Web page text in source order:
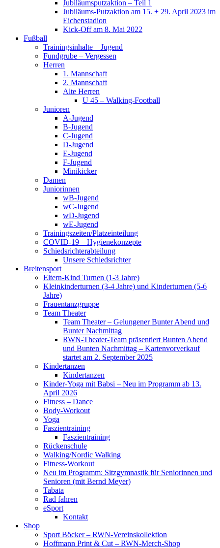
Jubiläumsputzaktion – Teil 1
Jubiläums-Putzaktion am 15. + 29. April 2023 im
Eichenstadion
Kick-Off am 8. Mai 2022
Fußball
Trainingsinhalte – Jugend
Fundgrube – Vergessen
Herren
1. Mannschaft
2. Mannschaft
Alte Herren
U 45 – Walking-Football
Junioren
A-Jugend
B-Jugend
C-Jugend
D-Jugend
E-Jugend
F-Jugend
Minikicker
Damen
Juniorinnen
wB-Jugend
wC-Jugend
wD-Jugend
wE-Jugend
Trainingszeiten/Platzeinteilung
COVID-19 – Hygienekonzepte
Schiedsrichterabteilung
Unsere Schiedsrichter
Breitensport
Eltern-Kind Turnen (1-3 Jahre)
Kleinkinderturnen (3-4 Jahre) und Kinderturnen (5-6
Jahre)
Frauentanzgruppe
Team Theater
Team Theater – Gelungener Bunter Abend und
Bunter Nachmittag
RWN-Theater-Team präsentiert Bunten Abend
und Bunten Nachmittag – Kartenvorverkauf
startet am 2. September 2025
Kindertanzen
Kindertanzen
Kinder-Yoga mit Babsi – Neu im Programm ab 13.
April 2026
Fitness – Dance
Body-Workout
Yoga
Faszientraining
Faszientraining
Rückenschule
Walking/Nordic Walking
Fitness-Workout
Neu im Programm: Sitzgymnastik für Seniorinnen und
Senioren (mit Bernd Meyer)
Tabata
Rad fahren
eSport
Kontakt
Shop
Sport Böcker – RWN-Vereinskollektion
Hoffmann Print & Cut – RWN-Merch-Shop